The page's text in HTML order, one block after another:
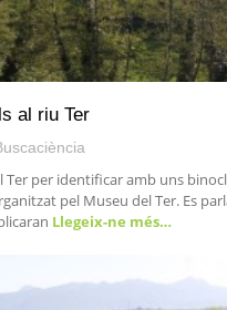
al riu Ter
Ter per identificar amb uns
pel Museu del Ter. Es
Llegeix-ne més…